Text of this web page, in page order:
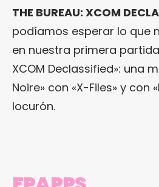
THE BUREAU: XCOM
podíamos esperar lo que
en nuestra primera
XCOM Declassified»: una
Noire» con «X-Files» y con
locurón.